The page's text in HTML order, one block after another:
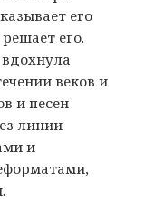
его
его.
веков и
и песен
линии
и